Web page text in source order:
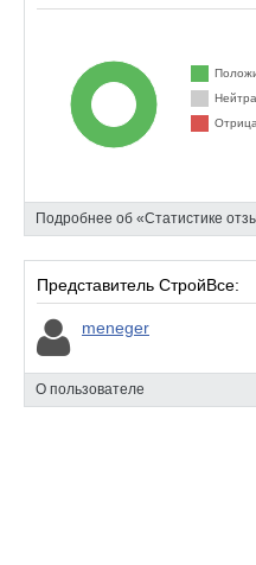
данного заведения с
Подробнее об «Статистике
Представитель СтройВсе:
meneger
О пользователе